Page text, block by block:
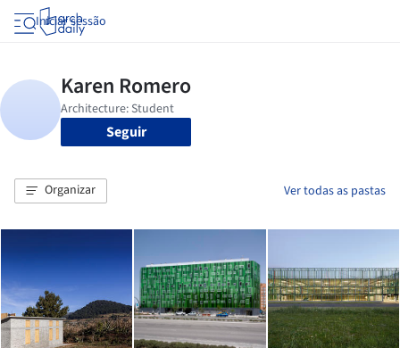
Iniciar sessão
Seguir
Organizar Ver todas as pastas